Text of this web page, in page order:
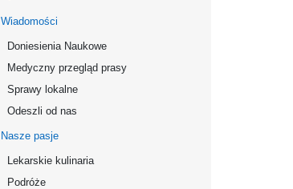
Wiadomości
Doniesienia Naukowe
Medyczny przegląd prasy
Sprawy lokalne
Odeszli od nas
Nasze pasje
Lekarskie kulinaria
Podróże